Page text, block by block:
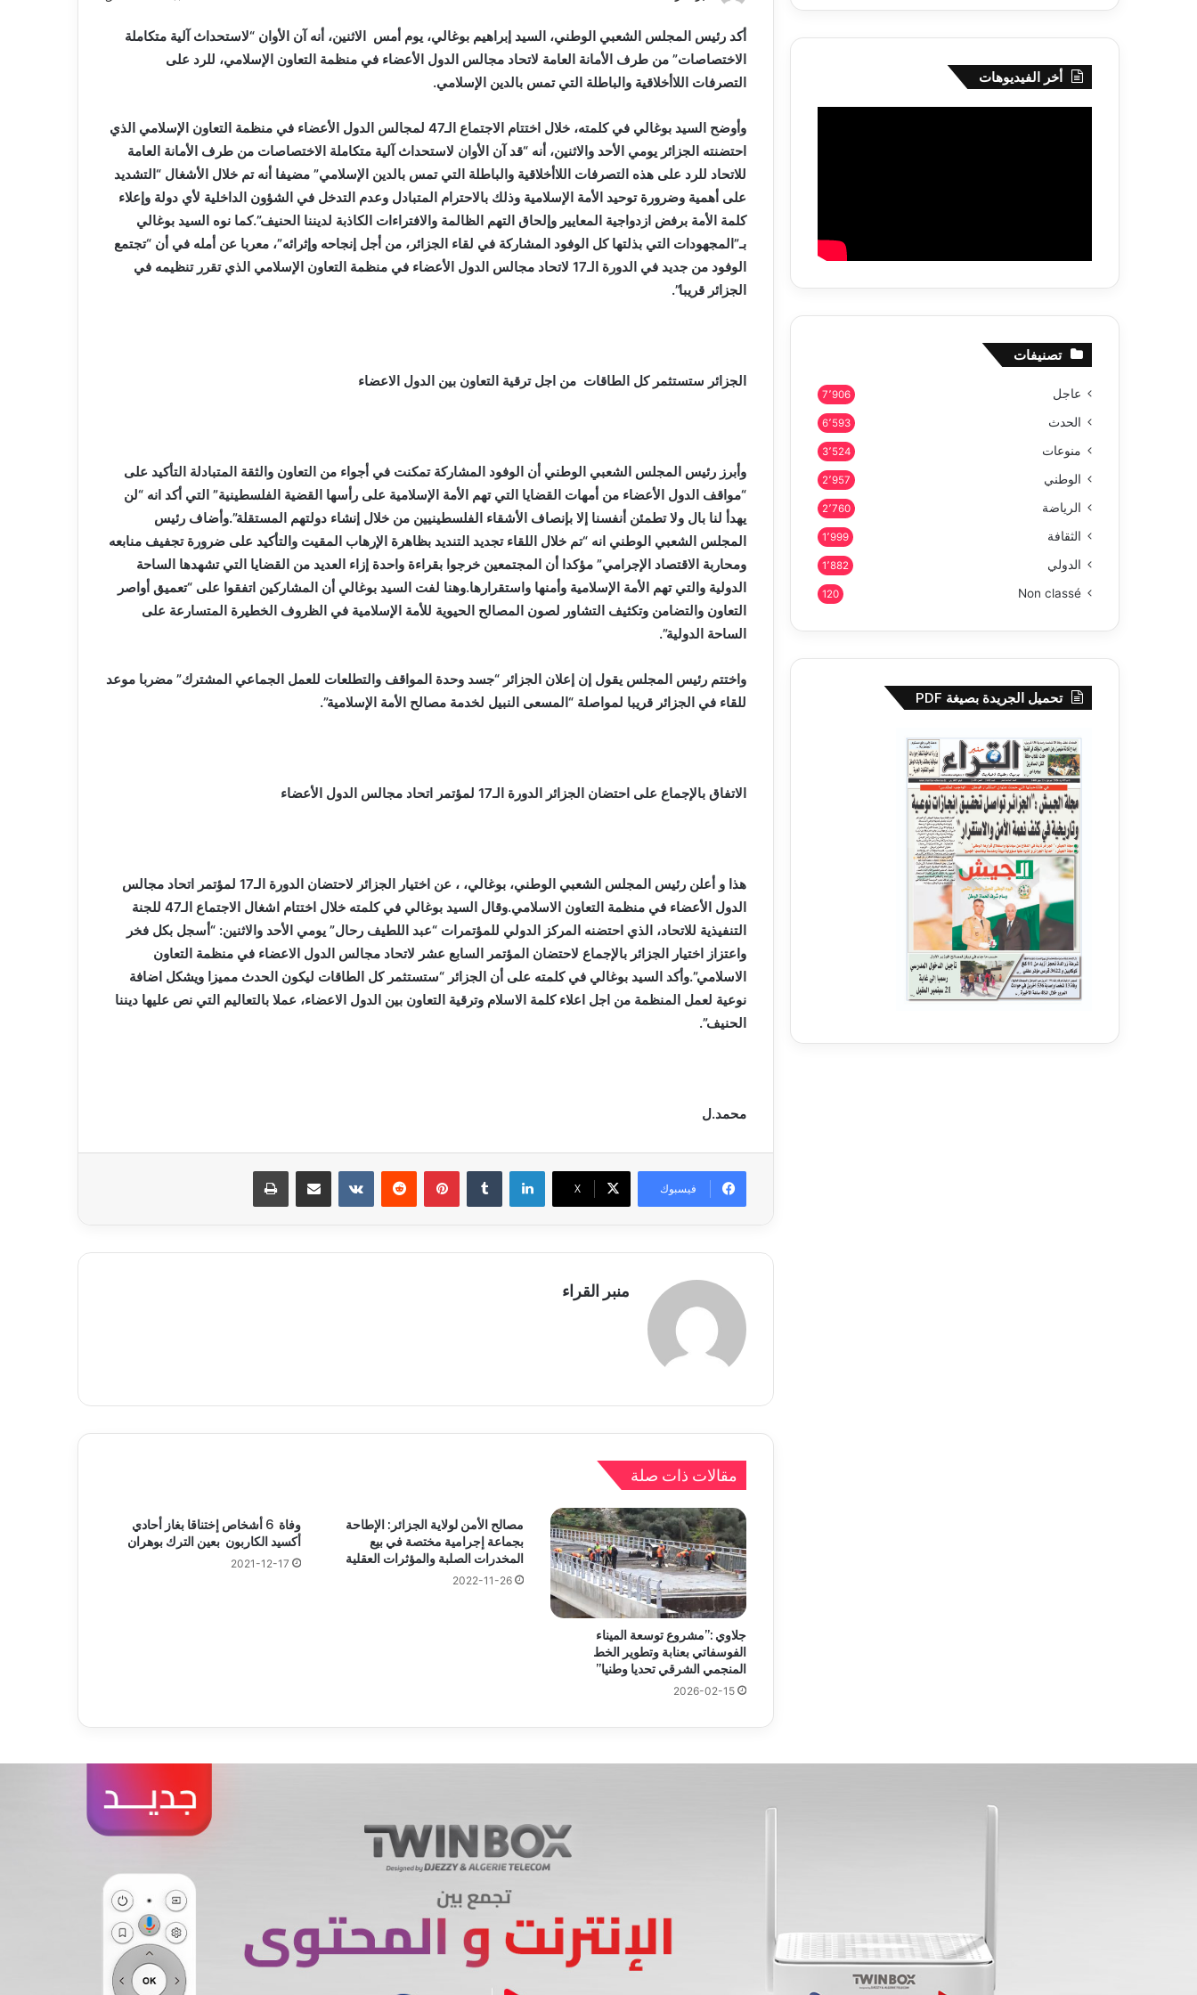
أكد رئيس المجلس الشعبي الوطني، السيد إبراهيم بوغالي، يوم أمس الاثنين، أنه آن الأوان “لاستحداث آلية متكاملة
الاختصاصات” من طرف الأمانة العامة لاتحاد مجالس الدول الأعضاء في منظمة التعاون الإسلامي، للرد على
التصرفات اللاأخلاقية والباطلة التي تمس بالدين الإسلامي.
وأوضح السيد بوغالي في كلمته، خلال اختتام الاجتماع الـ47 لمجالس الدول الأعضاء في منظمة التعاون الإسلامي الذي
احتضنته الجزائر يومي الأحد والاثنين، أنه “قد آن الأوان لاستحداث آلية متكاملة الاختصاصات من طرف الأمانة العامة
للاتحاد للرد على هذه التصرفات اللاأخلاقية والباطلة التي تمس بالدين الإسلامي” مضيفا أنه تم خلال الأشغال “التشديد
على أهمية وضرورة توحيد الأمة الإسلامية وذلك بالاحترام المتبادل وعدم التدخل في الشؤون الداخلية لأي دولة وإعلاء
كلمة الأمة برفض ازدواجية المعايير وإلحاق التهم الظالمة والافتراءات الكاذبة لديننا الحنيف”.كما نوه السيد بوغالي
بـ”المجهودات التي بذلتها كل الوفود المشاركة في لقاء الجزائر، من أجل إنجاحه وإثرائه”، معربا عن أمله في أن “تجتمع
الوفود من جديد في الدورة الـ17 لاتحاد مجالس الدول الأعضاء في منظمة التعاون الإسلامي الذي تقرر تنظيمه في
الجزائر قريبا”.
الجزائر ستستثمر كل الطاقات من اجل ترقية التعاون بين الدول الاعضاء
وأبرز رئيس المجلس الشعبي الوطني أن الوفود المشاركة تمكنت في أجواء من التعاون والثقة المتبادلة التأكيد على
“مواقف الدول الأعضاء من أمهات القضايا التي تهم الأمة الإسلامية على رأسها القضية الفلسطينية” التي أكد انه “لن
يهدأ لنا بال ولا تطمئن أنفسنا إلا بإنصاف الأشقاء الفلسطينيين من خلال إنشاء دولتهم المستقلة”.وأضاف رئيس
المجلس الشعبي الوطني انه “تم خلال اللقاء تجديد التنديد بظاهرة الإرهاب المقيت والتأكيد على ضرورة تجفيف منابعه
ومحاربة الاقتصاد الإجرامي” مؤكدا أن المجتمعين خرجوا بقراءة واحدة إزاء العديد من القضايا التي تشهدها الساحة
الدولية والتي تهم الأمة الإسلامية وأمنها واستقرارها.وهنا لفت السيد بوغالي أن المشاركين اتفقوا على “تعميق أواصر
التعاون والتضامن وتكثيف التشاور لصون المصالح الحيوية للأمة الإسلامية في الظروف الخطيرة المتسارعة على
الساحة الدولية”.
واختتم رئيس المجلس يقول إن إعلان الجزائر “جسد وحدة المواقف والتطلعات للعمل الجماعي المشترك” مضربا موعد
للقاء في الجزائر قريبا لمواصلة “المسعى النبيل لخدمة مصالح الأمة الإسلامية”.
الاتفاق بالإجماع على احتضان الجزائر الدورة الـ17 لمؤتمر اتحاد مجالس الدول الأعضاء
هذا و أعلن رئيس المجلس الشعبي الوطني، بوغالي، ، عن اختيار الجزائر لاحتضان الدورة الـ17 لمؤتمر اتحاد مجالس
الدول الأعضاء في منظمة التعاون الاسلامي.وقال السيد بوغالي في كلمته خلال اختتام اشغال الاجتماع الـ47 للجنة
التنفيذية للاتحاد، الذي احتضنه المركز الدولي للمؤتمرات “عبد اللطيف رحال” يومي الأحد والاثنين: “أسجل بكل فخر
واعتزاز اختيار الجزائر بالإجماع لاحتضان المؤتمر السابع عشر لاتحاد مجالس الدول الاعضاء في منظمة التعاون
الاسلامي”.وأكد السيد بوغالي في كلمته على أن الجزائر “ستستثمر كل الطاقات ليكون الحدث مميزا ويشكل اضافة
نوعية لعمل المنظمة من اجل اعلاء كلمة الاسلام وترقية التعاون بين الدول الاعضاء، عملا بالتعاليم التي نص عليها ديننا
الحنيف”.
محمد.ل
فيسبوك X
لينكدإن بينتيريست مشاركة عبر البريد
منبر القراء
مقالات ذات صلة
جلاوي :”مشروع توسعة الميناء
الفوسفاتي بعنابة وتطوير الخط
المنجمي الشرقي تحديا وطنيا”
2026-02-15
مصالح الأمن لولاية الجزائر: الإطاحة
بجماعة إجرامية مختصة في بيع
المخدرات الصلبة والمؤثرات العقلية
2022-11-26
وفاة 6 أشخاص إختناقا بغاز أحادي
أكسيد الكاربون بعين الترك بوهران
2021-12-17
المواطن
أخر الفيديوهات
تصنيفات
عاجل 7٬906
الحدث 6٬593
منوعات 3٬524
الوطني 2٬957
الرياضة 2٬760
الثقافة 1٬999
الدولي 1٬882
Non classé
120
تحميل الجريدة بصيغة PDF